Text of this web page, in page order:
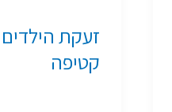
זעקת
קטיפה
//
משפחה